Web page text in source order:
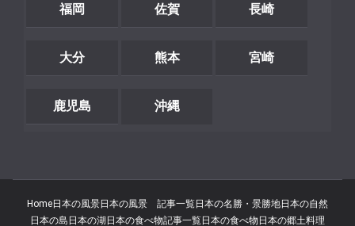
福岡 佐賀 長崎
大分 熊本 宮崎
鹿児島 沖縄
Home日本の風景日本の風景 記事一覧日本の名勝・景勝地日本の自然
日本の島 日本の湖日本の食べ物記事一覧日本の食べ物 日本の郷土料理